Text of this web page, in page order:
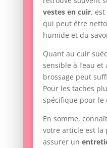
vestes en cuir,
qui peut être
humide et du
Quant au cuir
sensible à l’eau
brossage peut
Pour les taches
spécifique pour
En somme,
votre article est la
assurer un